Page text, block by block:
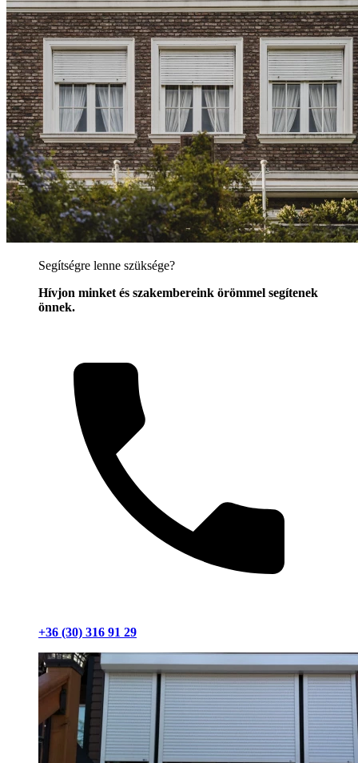
Segítségre lenne szüksége?
Hívjon minket és szakembereink örömmel segítenek
önnek.
+36 (30) 316 91 29